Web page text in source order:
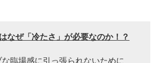
なぜ「冷たさ」が必要なのか！？
臨場感に引っ張られないために